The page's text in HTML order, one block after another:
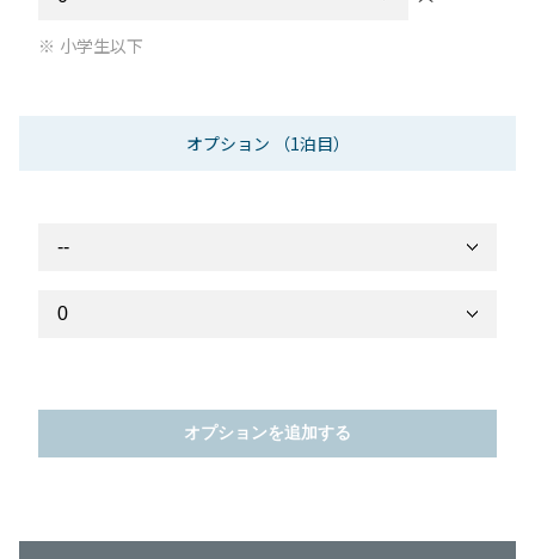
小学生以下
オプション （1泊目）
オプションを追加する